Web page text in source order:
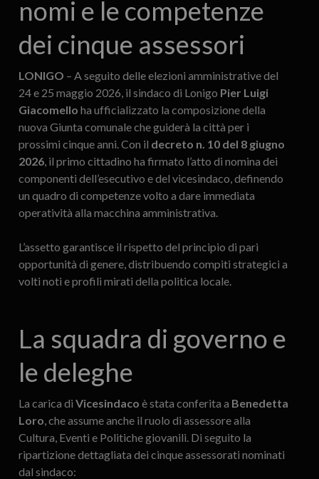
nomi e le competenze
dei cinque assessori
LONIGO – A seguito delle elezioni amministrative del
24 e 25 maggio 2026, il sindaco di Lonigo Pier Luigi
Giacomello ha ufficializzato la composizione della
nuova Giunta comunale che guiderà la città per i
prossimi cinque anni. Con il decreto n. 10 del 8 giugno
2026, il primo cittadino ha firmato l’atto di nomina dei
componenti dell’esecutivo e del vicesindaco, definendo
un quadro di competenze volto a dare immediata
operatività alla macchina amministrativa.
L’assetto garantisce il rispetto del principio di pari
opportunità di genere, distribuendo compiti strategici a
volti noti e profili mirati della politica locale.
La squadra di governo e
le deleghe
La carica di Vicesindaco è stata conferita a Benedetta
Loro , che assume anche il ruolo di assessore alla
Cultura, Eventi e Politiche giovanili. Di seguito la
ripartizione dettagliata dei cinque assessorati nominati
dal sindaco: